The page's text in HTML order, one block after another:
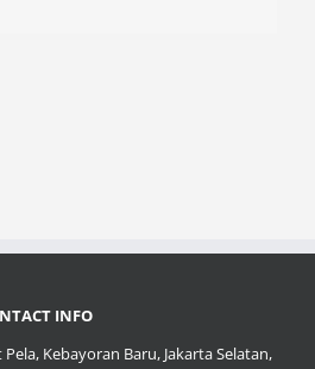
INFO
Kebayoran Baru, Jakarta Selatan,